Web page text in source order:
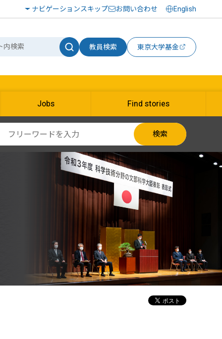
ナビゲーションスキップ お問い合わせ English
教員検索 東京大学基金
Jobs Find stories
検索